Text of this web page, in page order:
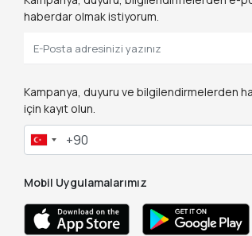
haberdar olmak istiyorum.
Kampanya, duyuru ve bilgilendirmelerden
için kayıt olun.
Mobil Uygulamalarımız